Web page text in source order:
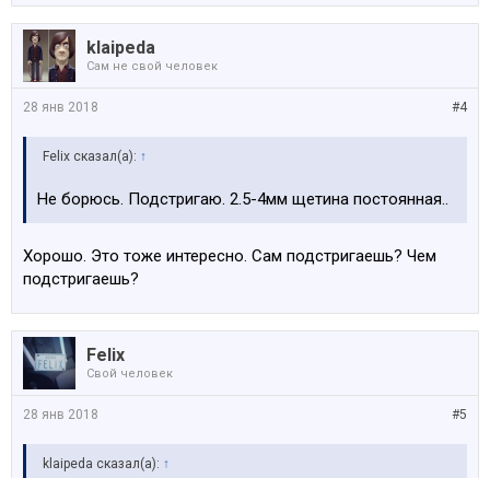
klaipeda
Сам не свой человек
#4
28 янв 2018
Felix сказал(а): ↑
Не борюсь. Подстригаю. 2.5-4мм щетина постоянная..
Хорошо. Это тоже интересно. Сам подстригаешь? Чем
подстригаешь?
Felix
Свой человек
#5
28 янв 2018
klaipeda сказал(а): ↑